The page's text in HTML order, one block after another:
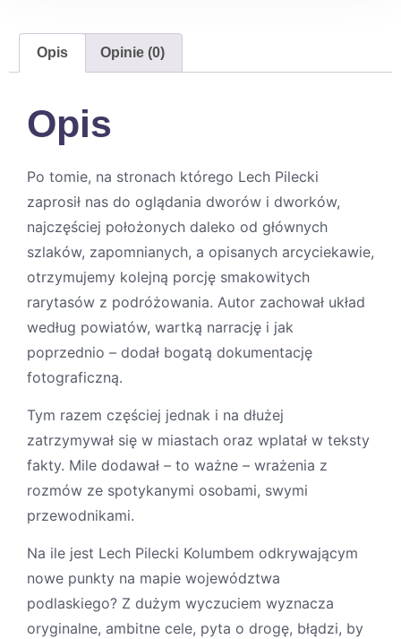
Opis Opinie (0)
Opis
Po tomie, na stronach którego Lech Pilecki
zaprosił nas do oglądania dworów i dworków,
najczęściej położonych daleko od głównych
szlaków, zapomnianych, a opisanych arcyciekawie,
otrzymujemy kolejną porcję smakowitych
rarytasów z podróżowania. Autor zachował układ
według powiatów, wartką narrację i jak
poprzednio – dodał bogatą dokumentację
fotograficzną.
Tym razem częściej jednak i na dłużej
zatrzymywał się w miastach oraz wplatał w teksty
fakty. Mile dodawał – to ważne – wrażenia z
rozmów ze spotykanymi osobami, swymi
przewodnikami.
Na ile jest Lech Pilecki Kolumbem odkrywającym
nowe punkty na mapie województwa
podlaskiego? Z dużym wyczuciem wyznacza
oryginalne, ambitne cele, pyta o drogę, błądzi, by